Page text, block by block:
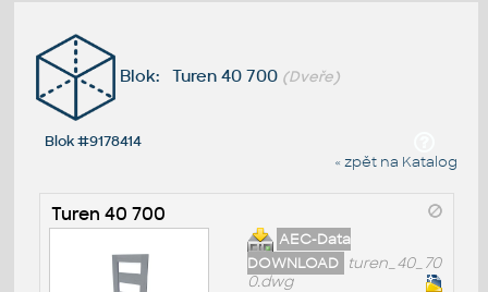
Blok: Turen 40 700 (Dveře)
Blok #9178414
« zpět na Katalog
Turen 40 700
AEC-Data
DOWNLOAD
turen_40_70
0.dwg